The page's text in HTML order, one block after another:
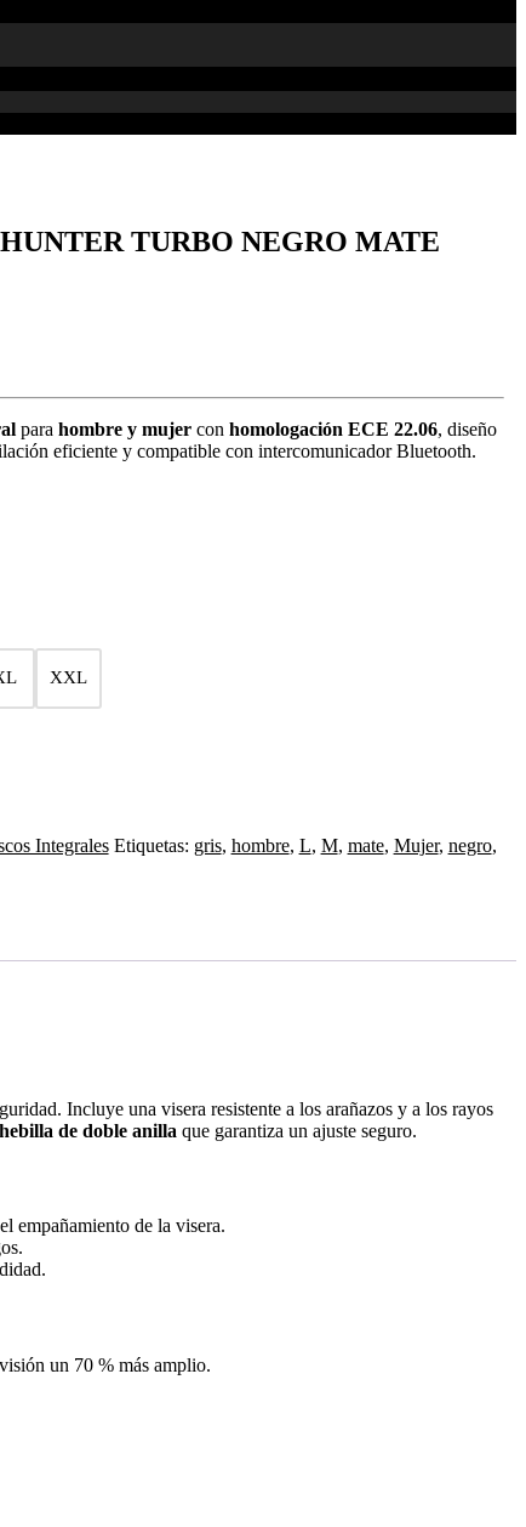
TURBO NEGRO MATE
para hombre y mujercon homologación ECE 22.06, diseño
eficiente y compatible con intercomunicador Bluetooth.
XXL
Integrales Etiquetas: gris, hombre, L, M, mate, Mujer, negro,
Incluye una visera resistente a los arañazos y a los rayos
hebilla de doble anilla que garantiza un ajuste seguro.
empañamiento de la visera.
un 70 % más amplio.